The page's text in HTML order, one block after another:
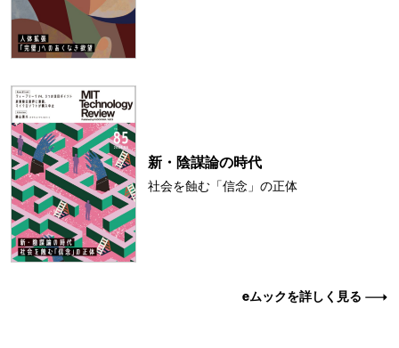
新・陰謀論の時代
社会を蝕む「信念」の正体
eムックを詳しく見る